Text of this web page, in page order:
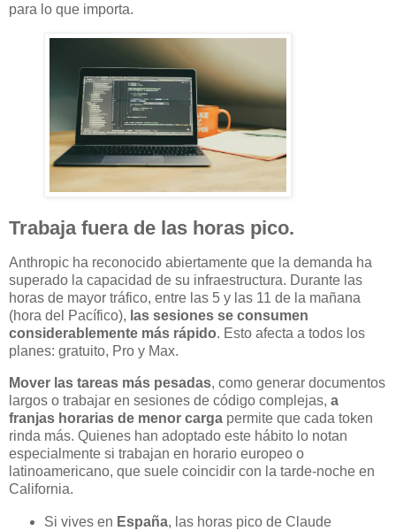
para lo que importa.
Trabaja fuera de las horas pico.
Anthropic ha reconocido abiertamente que la demanda ha
superado la capacidad de su infraestructura. Durante las
horas de mayor tráfico, entre las 5 y las 11 de la mañana
(hora del Pacífico), las sesiones se consumen
considerablemente más rápido. Esto afecta a todos los
planes: gratuito, Pro y Max.
Mover las tareas más pesadas, como generar documentos
largos o trabajar en sesiones de código complejas, a
franjas horarias de menor carga permite que cada token
rinda más. Quienes han adoptado este hábito lo notan
especialmente si trabajan en horario europeo o
latinoamericano, que suele coincidir con la tarde-noche en
California.
Si vives en España, las horas pico de Claude